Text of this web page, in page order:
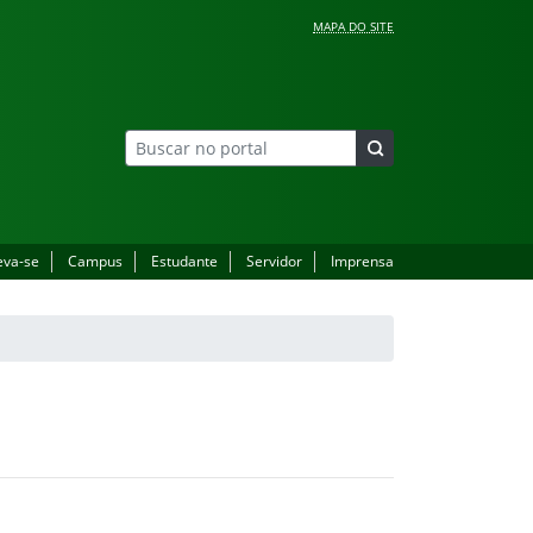
MAPA DO SITE
se Campus Estudante Servidor Imprensa